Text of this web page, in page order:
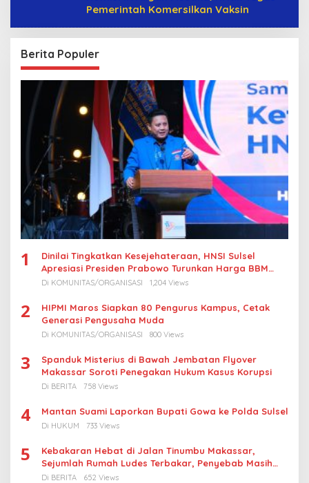
Pemerintah Komersilkan Vaksin
Berita Populer
1
Dinilai Tingkatkan Kesejehateraan, HNSI Sulsel
Apresiasi Presiden Prabowo Turunkan Harga BBM
Nelayan
Di KOMUNITAS/ORGANISASI 1,204 Views
2
HIPMI Maros Siapkan 80 Pengurus Kampus, Cetak
Generasi Pengusaha Muda
Di KOMUNITAS/ORGANISASI 800 Views
3
Spanduk Misterius di Bawah Jembatan Flyover
Makassar Soroti Penegakan Hukum Kasus Korupsi
Di BERITA 758 Views
4 Mantan Suami Laporkan Bupati Gowa ke Polda Sulsel
Di HUKUM 733 Views
5
Kebakaran Hebat di Jalan Tinumbu Makassar,
Sejumlah Rumah Ludes Terbakar, Penyebab Masih
Diselidiki
Di BERITA 652 Views